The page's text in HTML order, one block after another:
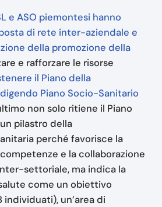
e ASO piemontesi hanno
di rete inter-aziendale e
della promozione della
e rafforzare le risorse
il Piano della
Piano Socio-Sanitario
non solo ritiene il Piano
pilastro della
perché favorisce la
e la collaborazione
settoriale, ma indica la
come un obiettivo
un’area di